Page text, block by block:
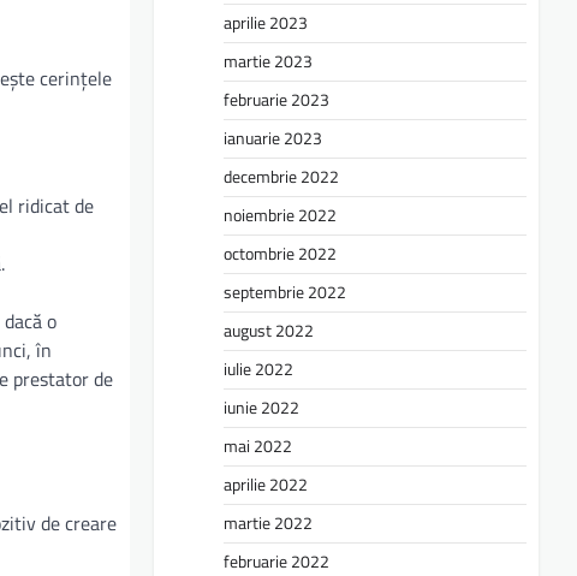
cerințele
ridicat de
o
în
prestator de
de creare
aprilie 2023
martie 2023
februarie 2023
ianuarie 2023
decembrie 2022
noiembrie 2022
octombrie 2022
septembrie 2022
august 2022
iulie 2022
iunie 2022
mai 2022
aprilie 2022
martie 2022
februarie 2022